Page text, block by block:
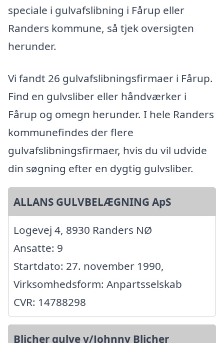
speciale i gulvafslibning i Fårup eller
Randers kommune, så tjek oversigten
herunder.
Vi fandt 26 gulvafslibningsfirmaer i Fårup.
Find en gulvsliber eller håndværker i
Fårup og omegn herunder. I hele Randers
kommunefindes der flere
gulvafslibningsfirmaer, hvis du vil udvide
din søgning efter en dygtig gulvsliber.
ALLANS GULVBELÆGNING ApS
Logevej 4, 8930 Randers NØ
Ansatte: 9
Startdato: 27. november 1990,
Virksomhedsform: Anpartsselskab
CVR: 14788298
Blicher gulve v/Johnny Blicher